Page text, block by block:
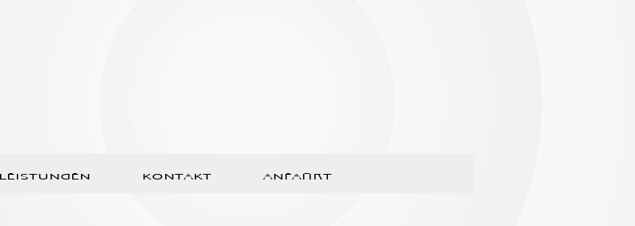
LEISTUNGEN KONTAKT ANFAHRT